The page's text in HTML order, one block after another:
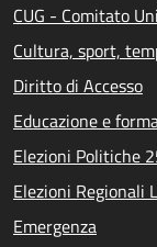
CUG - Comitato
Cultura, sport,
Diritto di Accesso
Educazione e
Elezioni Politiche
Elezioni Regionali
Emergenza